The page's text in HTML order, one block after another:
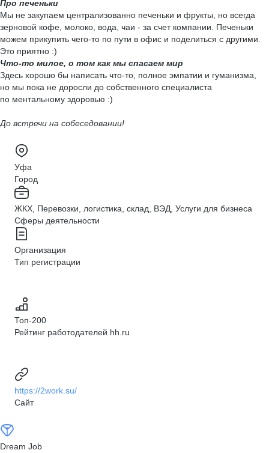
Про печеньки
Мы не закупаем централизованно печеньки и фрукты, но всегда
зерновой кофе, молоко, вода, чаи - за счет компании. Печеньки
можем прикупить чего-то по пути в офис и поделиться с другими.
Это приятно :)
Что-то милое, о том как мы спасаем мир
Здесь хорошо бы написать что-то, полное эмпатии и гуманизма,
но мы пока не доросли до собственного специалиста
по ментальному здоровью :)
До встречи на собеседовании!
Уфа
Город
ЖКХ, Перевозки, логистика, склад, ВЭД, Услуги для бизнеса
Сферы деятельности
Организация
Тип регистрации
Топ-200
Рейтинг работодателей hh.ru
https://2work.su/
Сайт
Dream Job